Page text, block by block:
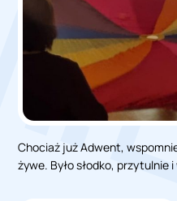
Chociaż już Adwent,
żywe. Było słodko, przytulnie